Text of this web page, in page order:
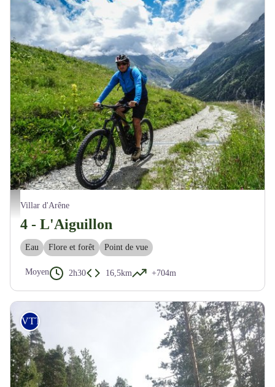
Passage facile sur piste face aux majestueux sommets - M. Buffet
Villar d'Arêne
4 - L'Aiguillon
Eau Flore et forêt Point de vue
Moyen 2h30 16,5km +704m
VTT